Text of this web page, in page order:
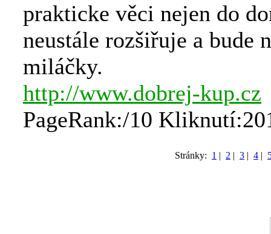
prakticke věci nejen do
neustále rozšiřuje a bude
miláčky.
http://www.dobrej-kup.cz
PageRank:/10
Stránky: 1 | 2 | 3 | 4 |